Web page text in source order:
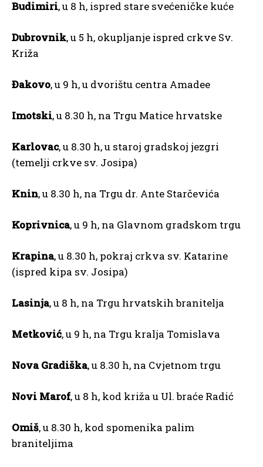
Budimiri, u 8 h, ispred stare svećeničke kuće
Dubrovnik, u 5 h, okupljanje ispred crkve Sv.
Križa
Đakovo, u 9 h, u dvorištu centra Amadee
Imotski, u 8.30 h, na Trgu Matice hrvatske
Karlovac, u 8.30 h, u staroj gradskoj jezgri
(temelji crkve sv. Josipa)
Knin, u 8.30 h, na Trgu dr. Ante Starčevića
Koprivnica, u 9 h, na Glavnom gradskom trgu
Krapina, u 8.30 h, pokraj crkva sv. Katarine
(ispred kipa sv. Josipa)
Lasinja, u 8 h, na Trgu hrvatskih branitelja
Metković, u 9 h, na Trgu kralja Tomislava
Nova Gradiška, u 8.30 h, na Cvjetnom trgu
Novi Marof, u 8 h, kod križa u Ul. braće Radić
Omiš, u 8.30 h, kod spomenika palim
braniteljima